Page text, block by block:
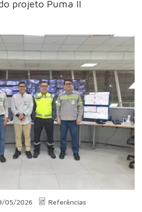
projeto Puma II
05/2026 Referências